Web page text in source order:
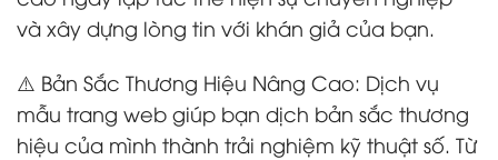
và xây dựng lòng tin với khán giả của bạn.
⚠️ Bản Sắc Thương Hiệu Nâng Cao: Dịch vụ
mẫu trang web giúp bạn dịch bản sắc thương
hiệu của mình thành trải nghiệm kỹ thuật số. Từ